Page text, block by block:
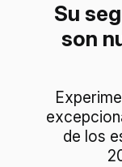
Su
son
de los